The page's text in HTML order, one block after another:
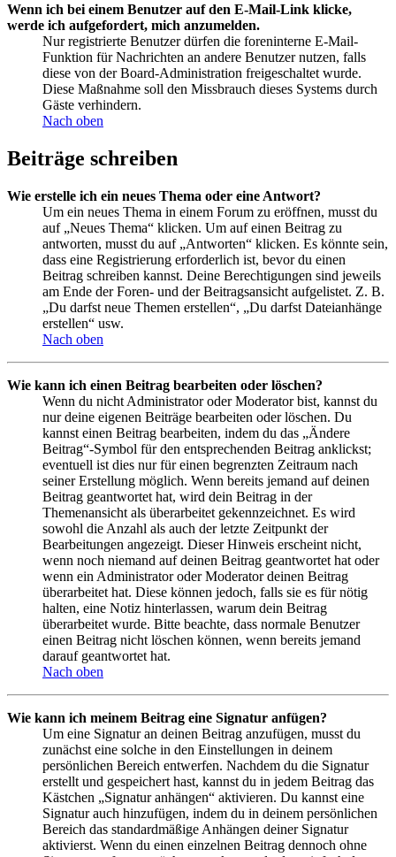
Wenn ich bei einem Benutzer auf den E-Mail-Link klicke,
werde ich aufgefordert, mich anzumelden.
Nur registrierte Benutzer dürfen die foreninterne E-Mail-
Funktion für Nachrichten an andere Benutzer nutzen, falls
diese von der Board-Administration freigeschaltet wurde.
Diese Maßnahme soll den Missbrauch dieses Systems durch
Gäste verhindern.
Nach oben
Beiträge schreiben
Wie erstelle ich ein neues Thema oder eine Antwort?
Um ein neues Thema in einem Forum zu eröffnen, musst du
auf „Neues Thema“ klicken. Um auf einen Beitrag zu
antworten, musst du auf „Antworten“ klicken. Es könnte sein,
dass eine Registrierung erforderlich ist, bevor du einen
Beitrag schreiben kannst. Deine Berechtigungen sind jeweils
am Ende der Foren- und der Beitragsansicht aufgelistet. Z. B.
„Du darfst neue Themen erstellen“, „Du darfst Dateianhänge
erstellen“ usw.
Nach oben
Wie kann ich einen Beitrag bearbeiten oder löschen?
Wenn du nicht Administrator oder Moderator bist, kannst du
nur deine eigenen Beiträge bearbeiten oder löschen. Du
kannst einen Beitrag bearbeiten, indem du das „Ändere
Beitrag“-Symbol für den entsprechenden Beitrag anklickst;
eventuell ist dies nur für einen begrenzten Zeitraum nach
seiner Erstellung möglich. Wenn bereits jemand auf deinen
Beitrag geantwortet hat, wird dein Beitrag in der
Themenansicht als überarbeitet gekennzeichnet. Es wird
sowohl die Anzahl als auch der letzte Zeitpunkt der
Bearbeitungen angezeigt. Dieser Hinweis erscheint nicht,
wenn noch niemand auf deinen Beitrag geantwortet hat oder
wenn ein Administrator oder Moderator deinen Beitrag
überarbeitet hat. Diese können jedoch, falls sie es für nötig
halten, eine Notiz hinterlassen, warum dein Beitrag
überarbeitet wurde. Bitte beachte, dass normale Benutzer
einen Beitrag nicht löschen können, wenn bereits jemand
darauf geantwortet hat.
Nach oben
Wie kann ich meinem Beitrag eine Signatur anfügen?
Um eine Signatur an deinen Beitrag anzufügen, musst du
zunächst eine solche in den Einstellungen in deinem
persönlichen Bereich entwerfen. Nachdem du die Signatur
erstellt und gespeichert hast, kannst du in jedem Beitrag das
Kästchen „Signatur anhängen“ aktivieren. Du kannst eine
Signatur auch hinzufügen, indem du in deinem persönlichen
Bereich das standardmäßige Anhängen deiner Signatur
aktivierst. Wenn du einen einzelnen Beitrag dennoch ohne